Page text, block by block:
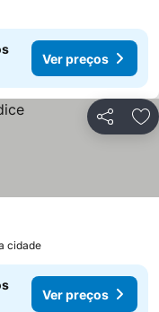
Ver preços
Partilhar
cidade
Ver preços